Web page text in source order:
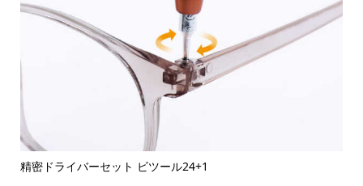
精密ドライバーセット ビツール24+1